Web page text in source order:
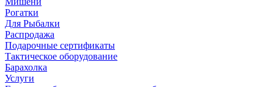
Рогатки
Для Рыбалки
Распродажа
Подарочные сертификаты
Тактическое оборудование
Барахолка
Услуги